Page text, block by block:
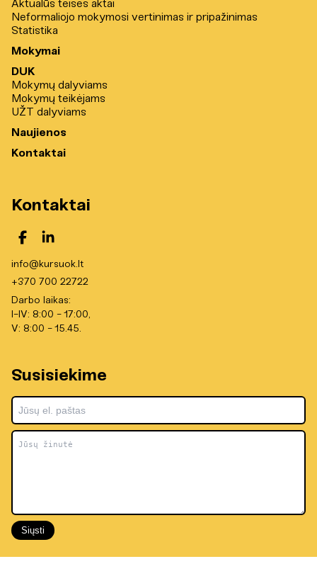
Aktualūs teisės aktai
Neformaliojo mokymosi vertinimas ir pripažinimas
Statistika
Mokymai
DUK
Mokymų dalyviams
Mokymų teikėjams
UŽT dalyviams
Naujienos
Kontaktai
Kontaktai
info@kursuok.lt
+370 700 22722
Darbo laikas:
I-IV: 8:00 - 17:00,
V: 8:00 - 15.45.
Susisiekime
Siųsti